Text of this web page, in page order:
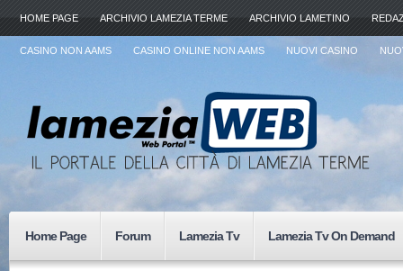
HOME PAGE ARCHIVIO LAMEZIA TERME ARCHIVIO LAMETINO
CASINO NON AAMS CASINO ONLINE NON AAMS NUOVI CASINO
Home Page Forum Lamezia Tv Lamezia Tv On Demand